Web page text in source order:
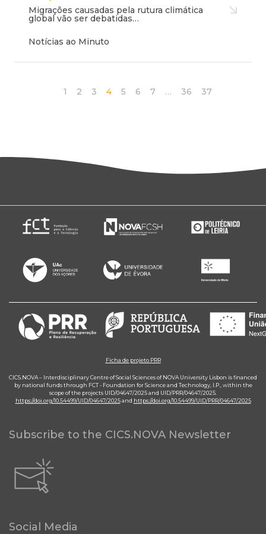
Migrações causadas pela rutura climática
global vão ser debatidas…
Notícias ao Minuto
1 2 3 4 5 6 7 … 36 37
Ficha de projeto PRR
CICS.NOVA – Interdisciplinary Centre of Social Sciences of NOVA University Lisbon is financed
by national funds through FCT - Foundation for Science and Technology, I.P., within the
scope of the projects UID/04647/2025 and UID/PRR/04647/2025.
https://doi.org/10.54499/UID/04647/2025and https://doi.org/10.54499/UID/PRR/04647/2025
Subscribe to the CICS.NOVA Newsletter
Social Media